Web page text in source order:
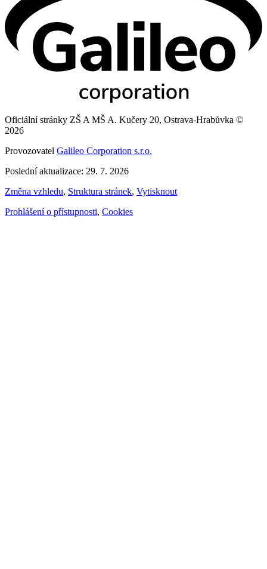
Oficiální stránky ZŠ A MŠ A. Kučery 20, Ostrava-Hrabůvka ©
2026
Provozovatel Galileo Corporation s.r.o.
Poslední aktualizace: 29. 7. 2026
Změna vzhledu, Struktura stránek, Vytisknout
Prohlášení o přístupnosti, Cookies